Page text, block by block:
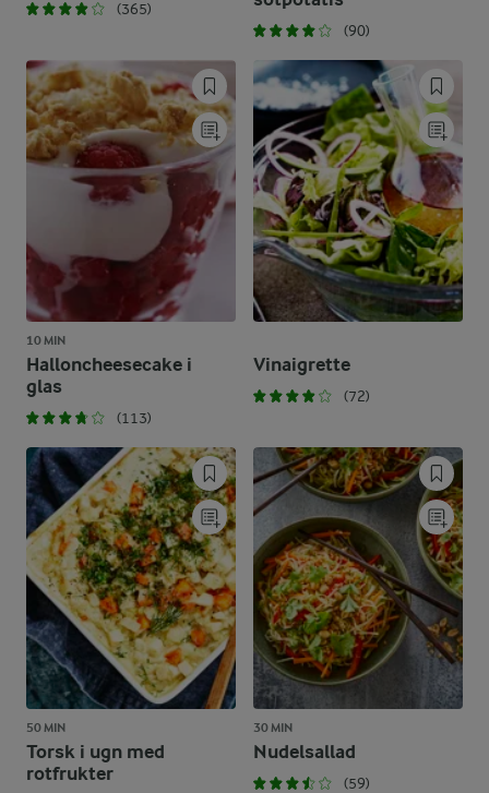
(365)
(90)
10 MIN
Halloncheesecake i
glas
(113)
Vinaigrette
(72)
50 MIN
Torsk i ugn med
rotfrukter
30 MIN
Nudelsallad
(59)